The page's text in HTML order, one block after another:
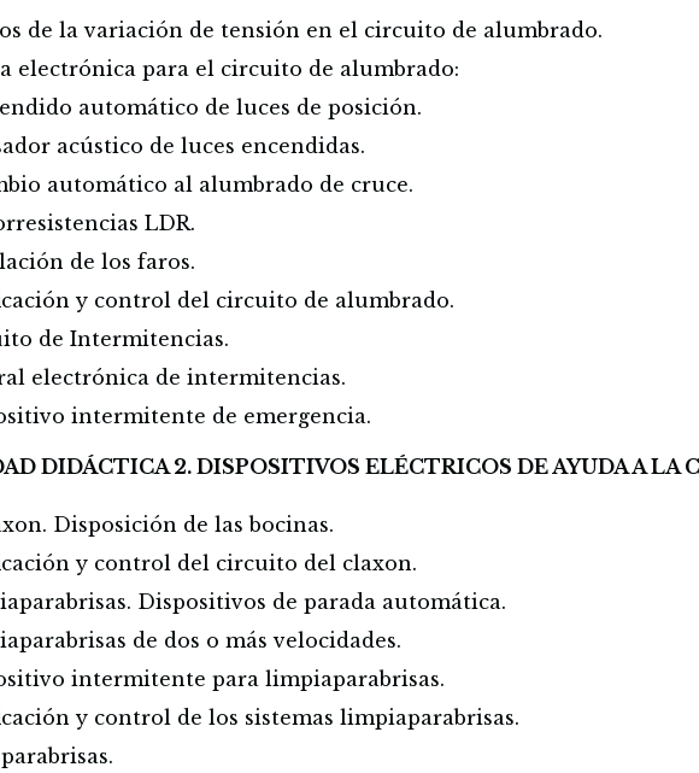
de la variación de tensión en el circuito de alumbrado.
electrónica para el circuito de alumbrado:
automático de luces de posición.
acústico de luces encendidas.
automático al alumbrado de cruce.
LDR.
de los faros.
y control del circuito de alumbrado.
de Intermitencias.
electrónica de intermitencias.
intermitente de emergencia.
DIDÁCTICA 2. DISPOSITIVOS ELÉCTRICOS DE AYUDA A LA
Disposición de las bocinas.
y control del circuito del claxon.
Dispositivos de parada automática.
de dos o más velocidades.
intermitente para limpiaparabrisas.
y control de los sistemas limpiaparabrisas.